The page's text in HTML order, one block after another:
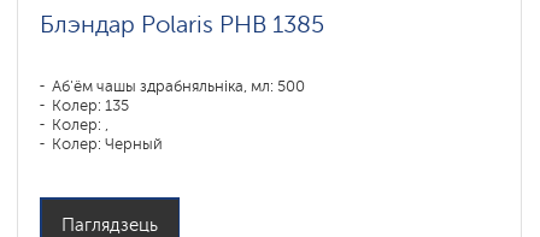
Блэндар Polaris PHB 1385
Аб'ём чашы здрабняльніка, мл: 500
Колер: 135
Колер: ,
Колер: Черный
Паглядзець